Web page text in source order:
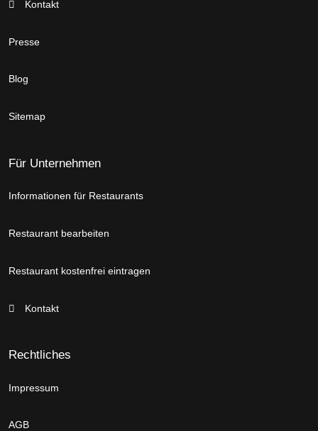
Kontakt
Presse
Blog
Sitemap
Für Unternehmen
Informationen für Restaurants
Restaurant bearbeiten
Restaurant kostenfrei eintragen
Kontakt
Rechtliches
Impressum
AGB